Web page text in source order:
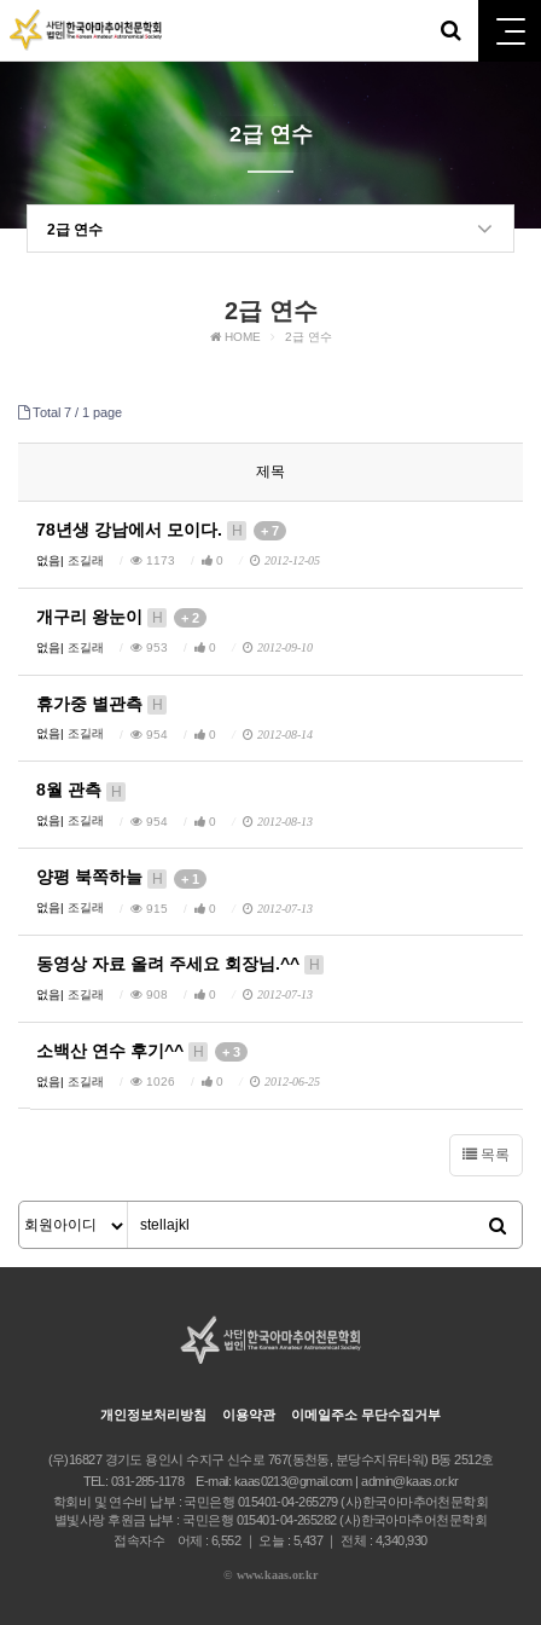
2급 연수
2급 연수
2급 연수
HOME 2급 연수
Total 7 / 1 page
제목
78년생 강남에서 모이다. H + 7
없음| 조길래 1173 0 2012-12-05
개구리 왕눈이 H + 2
없음| 조길래 953 0 2012-09-10
휴가중 별관측 H
없음| 조길래 954 0 2012-08-14
8월 관측 H
없음| 조길래 954 0 2012-08-13
양평 북쪽하늘 H + 1
없음| 조길래 915 0 2012-07-13
동영상 자료 올려 주세요 회장님.^^ H
없음| 조길래 908 0 2012-07-13
소백산 연수 후기^^ H + 3
없음| 조길래 1026 0 2012-06-25
목록
개인정보처리방침 이용약관 이메일주소 무단수집거부
(우)16827 경기도 용인시 수지구 신수로 767(동천동, 분당수지유타워) B동 2512호
TEL: 031-285-1178 E-mail: kaas0213@gmail.com | admin@kaas.or.kr
학회비 및 연수비 납부 : 국민은행 015401-04-265279 (사)한국아마추어천문학회
별빛사랑 후원금 납부 : 국민은행 015401-04-265282 (사)한국아마추어천문학회
접속자수 어제 : 6,552 ｜ 오늘 : 5,437 ｜ 전체 : 4,340,930
© www.kaas.or.kr